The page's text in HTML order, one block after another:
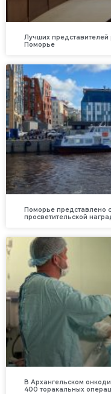
Лучших
Поморье
Поморье представлено
просветительской
В Архангельском
400 торакальных